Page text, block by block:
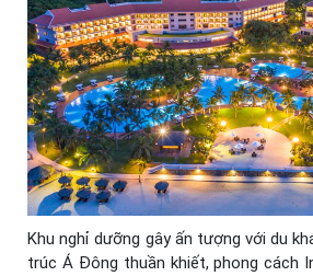
Khu nghỉ dưỡng gây ấn tượng với du
trúc Á Đông thuần khiết, phong cách